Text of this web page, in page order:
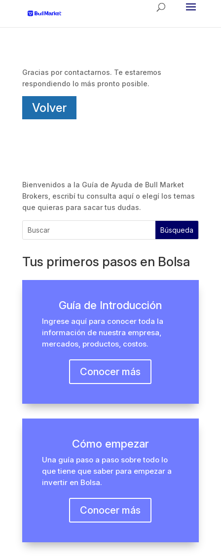
Gracias por contactarnos. Te estaremos
respondiendo lo más pronto posible.
Volver
Bienvenidos a la Guía de Ayuda de Bull Market
Brokers, escribí tu consulta aquí o elegí los temas
que quieras para sacar tus dudas.
Tus primeros pasos en Bolsa
Guía de Introducción
Ingrese aquí para conocer toda la
información de nuestra empresa,
mercados, productos, costos.
Conocer más
Cómo empezar
Una guía paso a paso sobre todo lo
que tiene que saber para empezar a
invertir en Bolsa.
Conocer más